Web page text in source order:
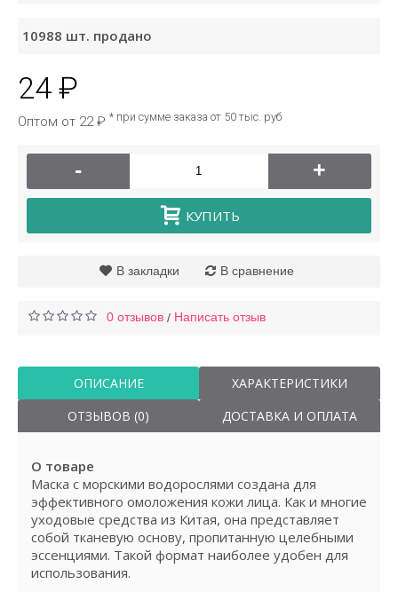
10988 шт. продано
24 ₽
Оптом от 22 ₽ * при сумме заказа от 50 тыс. руб
- +
КУПИТЬ
В закладки В сравнение
0 отзывов / Написать отзыв
ОПИСАНИЕ
ХАРАКТЕРИСТИКИ
ОТЗЫВОВ (0)
ДОСТАВКА И ОПЛАТА
О товаре
Маска с морскими водорослями создана для
эффективного омоложения кожи лица. Как и многие
уходовые средства из Китая, она представляет
собой тканевую основу, пропитанную целебными
эссенциями. Такой формат наиболее удобен для
использования.